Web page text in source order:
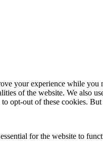
your experience while you
of the website. We also
opt-out of these cookies.
for the website to